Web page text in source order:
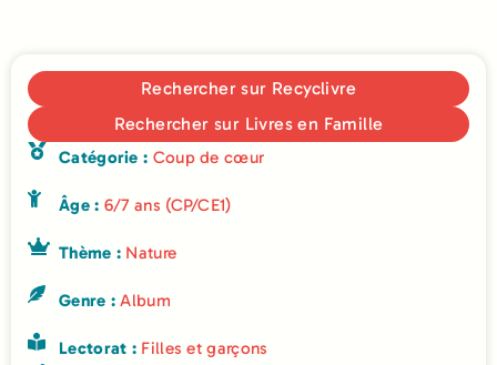
Rechercher sur Recyclivre
Rechercher sur Livres en Famille
Catégorie : Coup de cœur
Âge : 6/7 ans (CP/CE1)
Thème : Nature
Genre :Album
Lectorat : Filles et garçons